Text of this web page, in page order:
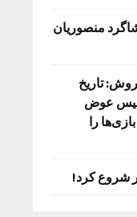
منصوریان
تاریخ
عوض
را
شروع کرد!